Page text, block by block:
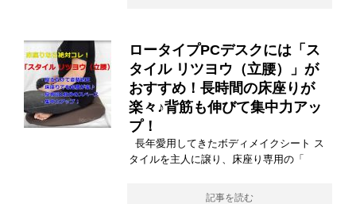
ロータイプPCデスクには「ス
タイル リツヨウ（立腰）」が
おすすめ！長時間の床座りが
楽々♪背筋も伸びて集中力アッ
プ！
長年愛用してきたボディメイクシート ス
タイルを主人に譲り、床座り専用の「
記事を読む